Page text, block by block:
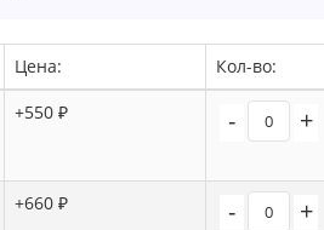
Цена: Кол-во:
+550 ₽ - +
+660 ₽ - +